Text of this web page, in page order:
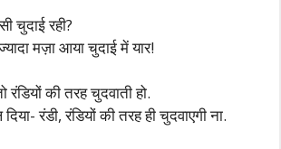
चुदाई रही?
मज़ा आया चुदाई में यार!
रंडियों की तरह चुदवाती हो.
रंडी, रंडियों की तरह ही चुदवाएगी ना.